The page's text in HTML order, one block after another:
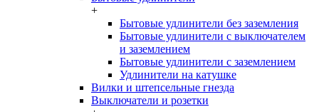
+
Бытовые удлинители без заземления
Бытовые удлинители с выключателем
и заземлением
Бытовые удлинители с заземлением
Удлинители на катушке
Вилки и штепсельные гнезда
Выключатели и розетки